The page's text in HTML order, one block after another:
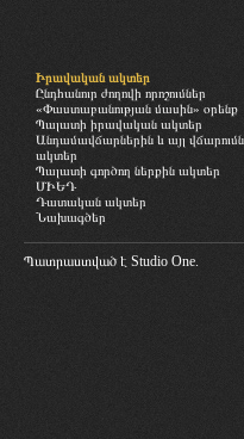
Իրավական ակտեր
Ընդհանուր ժողովի որոշումներ
«Փաստաբանության մասին» օրենք
Պալատի իրավական ակտեր
Անդամավճարներին և այլ
ակտեր
Պալատի գործող ներքին ակտեր
ՄԻԵԴ
Դատական ակտեր
Նախագծեր
Պատրաստված է Studio One.